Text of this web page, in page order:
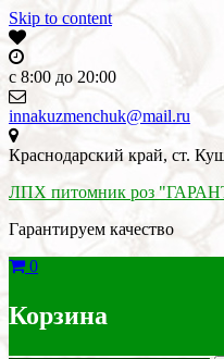
Skip to content
c 8:00 до 20:00
innakuzmenchuk@mail.ru
Краснодарский край, ст.
ЛПХ питомник роз
Гарантируем качество
0
Корзина